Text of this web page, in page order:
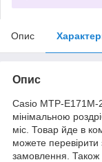
Опис
Опис
Casio MTP-E171M-
мінімальною
міс. Товар йде в
можете
замовлення. Також